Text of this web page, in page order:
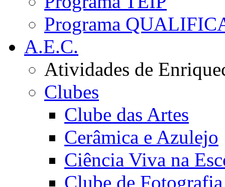
Programa
A.E.C.
Atividades de
Clubes
Clube das Artes
Cerâmica e Azulejo
Ciência Viva na
Clube de Fotografia